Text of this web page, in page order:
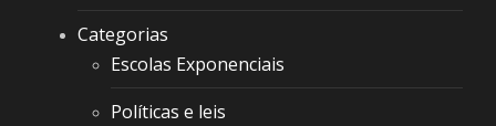
Categorias
Escolas Exponenciais
Políticas e leis